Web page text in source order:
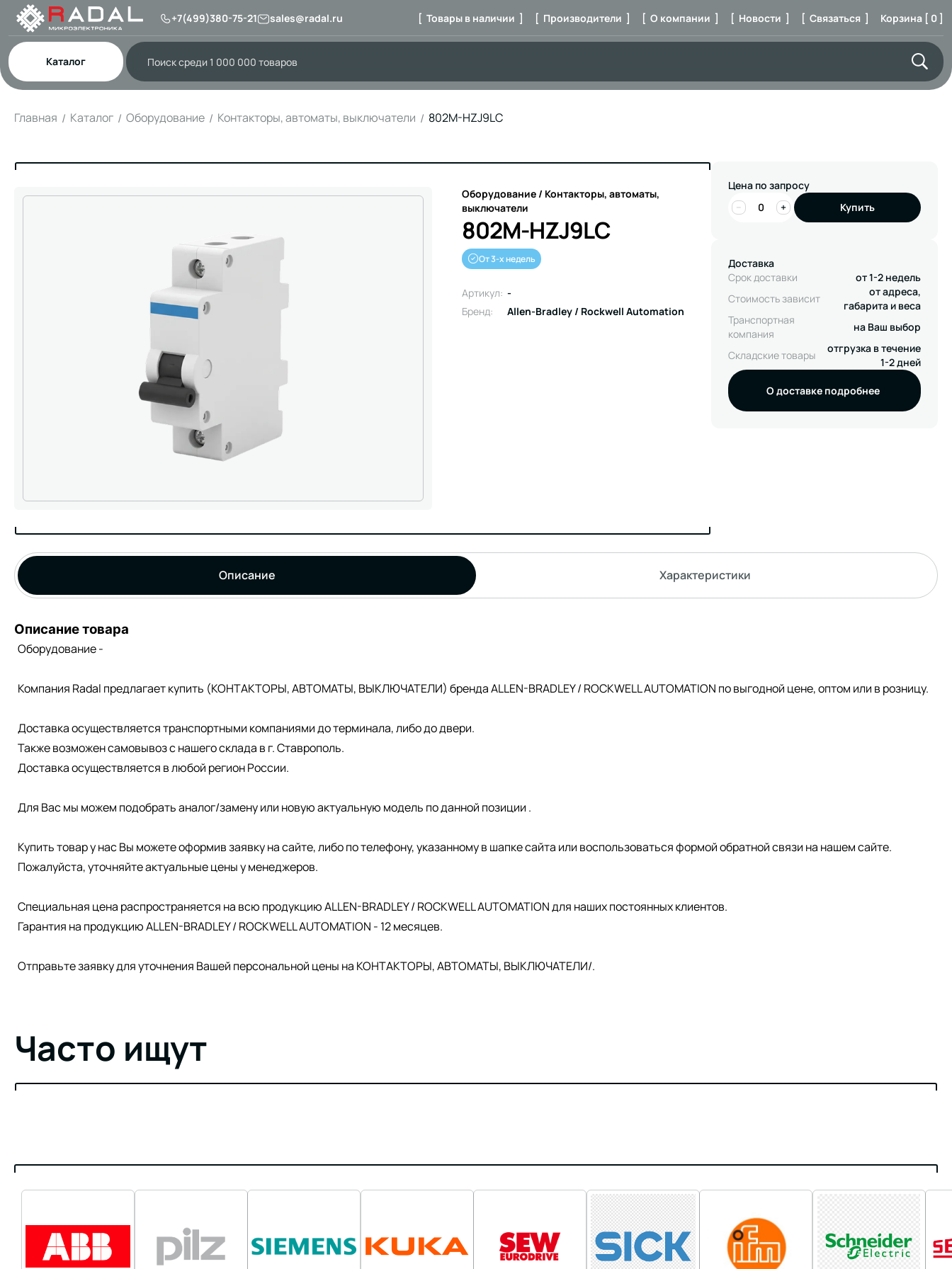
+7(499)380-75-21 sales@radal.ru [ Товары в наличии ] [ Производители ] [ О компании ] [ Новости ] [ Связаться ] Корзина [ 0 ]
Каталог
Главная Каталог Оборудование Контакторы, автоматы, выключатели 802M-HZJ9LC
Оборудование / Контакторы, автоматы,
выключатели
802M-HZJ9LC
От 3-х недель
Артикул: -
Бренд:
Allen-Bradley / Rockwell Automation
Цена по запросу
−
+ Купить
Доставка
Срок доставки
от 1-2 недель
Стоимость зависит
от адреса,
габарита и веса
Транспортная
компания
на Ваш выбор
Складские товары
отгрузка в течение
1-2 дней
О доставке подробнее
Описание Характеристики
Описание товара
Оборудование -
Компания Radal предлагает купить (КОНТАКТОРЫ, АВТОМАТЫ, ВЫКЛЮЧАТЕЛИ) бренда ALLEN-BRADLEY / ROCKWELL AUTOMATION по выгодной цене, оптом или в розницу.
Доставка осуществляется транспортными компаниями до терминала, либо до двери.
Также возможен самовывоз с нашего склада в г. Ставрополь.
Доставка осуществляется в любой регион России.
Для Вас мы можем подобрать аналог/замену или новую актуальную модель по данной позиции .
Купить товар у нас Вы можете оформив заявку на сайте, либо по телефону, указанному в шапке сайта или воспользоваться формой обратной связи на нашем сайте.
Пожалуйста, уточняйте актуальные цены у менеджеров.
Специальная цена распространяется на всю продукцию ALLEN-BRADLEY / ROCKWELL AUTOMATION для наших постоянных клиентов.
Гарантия на продукцию ALLEN-BRADLEY / ROCKWELL AUTOMATION - 12 месяцев.
Отправьте заявку для уточнения Вашей персональной цены на КОНТАКТОРЫ, АВТОМАТЫ, ВЫКЛЮЧАТЕЛИ/.
Часто ищут